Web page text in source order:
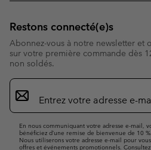
Restons connecté(e)s
Abonnez-vous à notre newsletter et
sur votre première commande dès
non soldés.
Inscription
par
e-
En nous communiquant votre adresse e-mail,
bénéficiez d’une remise de bienvenue de 10 %.
Nous utiliserons votre adresse e-mail pour
offres et événements promotionnels.